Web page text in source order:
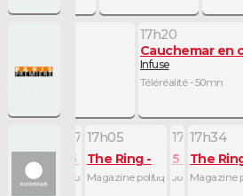
17h20
Cauchemar en
Infuse
Téléréalité - 50mn
8mn
in Europe
et technique - 10mn
News
Journal - 12mn
17h00
5 minutes
Journal - 5mn
17h05
The Ring
Magazine politique - 24mn
17h29
5 minutes
Journal - 5mn
17h34
The
Magazine